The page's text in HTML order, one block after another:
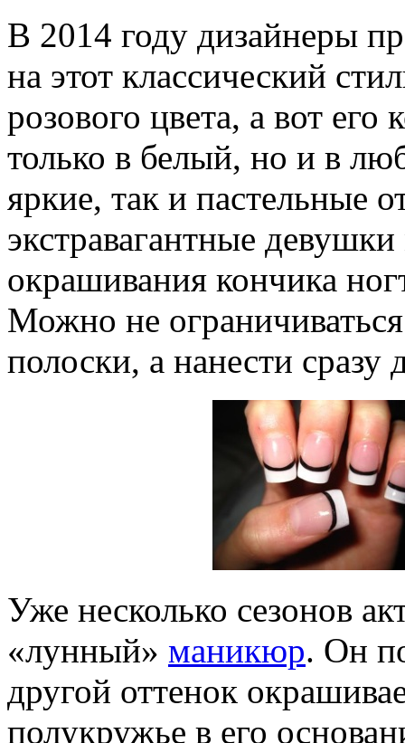
В 2014 году дизайнеры
на этот классический
розового цвета, а вот
только в белый, но и в
яркие, так и пастельные
экстравагантные
окрашивания кончика
Можно не
полоски, а нанести сразу
Уже несколько сезонов
«лунный» маникюр. Он
другой оттенок
полукружье в его